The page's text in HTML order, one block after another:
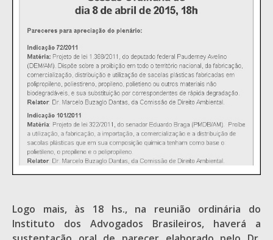
Logo mais, às 18 hs., na reunião ordinária do
Instituto dos Advogados Brasileiros, haverá a